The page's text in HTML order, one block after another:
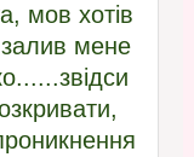
мов хотів
мене